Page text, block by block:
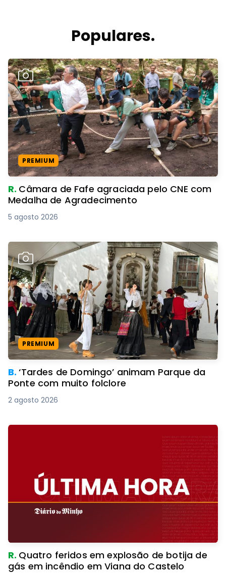
Populares.
PREMIUM
R. Câmara de Fafe agraciada pelo CNE com
Medalha de Agradecimento
5 agosto 2026
PREMIUM
B.‘Tardes de Domingo’ animam Parque da
Ponte com muito folclore
2 agosto 2026
R. Quatro feridos em explosão de botija de
gás em incêndio em Viana do Castelo